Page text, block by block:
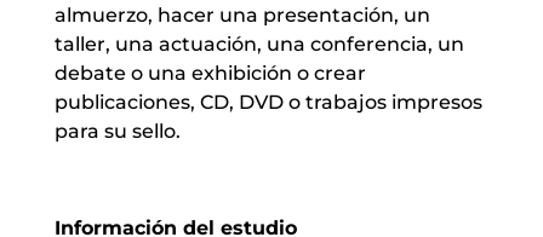
almuerzo, hacer una presentación, un
taller, una actuación, una conferencia, un
debate o una exhibición o crear
publicaciones, CD, DVD o trabajos impresos
para su sello.
Información del estudio